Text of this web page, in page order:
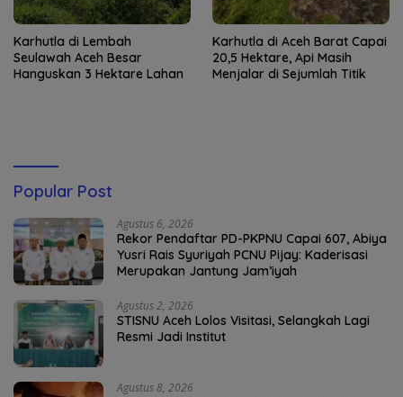
Karhutla di Lembah
Seulawah Aceh Besar
Hanguskan 3 Hektare Lahan
Karhutla di Aceh Barat Capai
20,5 Hektare, Api Masih
Menjalar di Sejumlah Titik
Popular Post
Agustus 6, 2026
Rekor Pendaftar PD-PKPNU Capai 607, Abiya
Yusri Rais Syuriyah PCNU Pijay: Kaderisasi
Merupakan Jantung Jam’iyah
Agustus 2, 2026
STISNU Aceh Lolos Visitasi, Selangkah Lagi
Resmi Jadi Institut
Agustus 8, 2026